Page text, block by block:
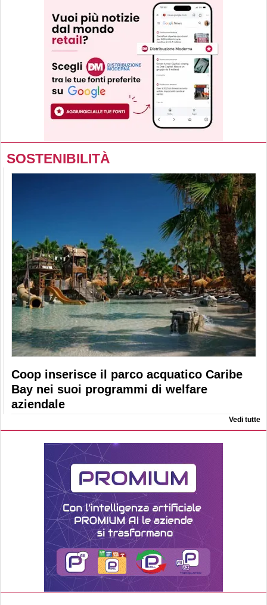
SOSTENIBILITÀ
Coop inserisce il parco acquatico Caribe
Bay nei suoi programmi di welfare
aziendale
Vedi tutte